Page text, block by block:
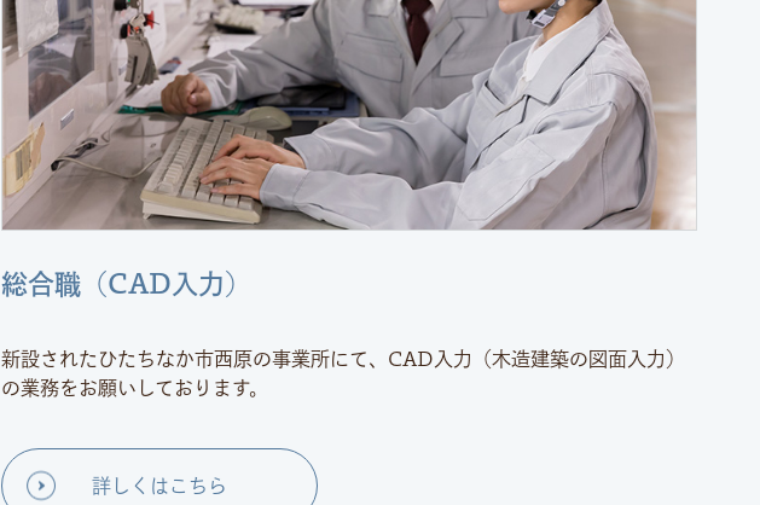
総合職（CAD入力）
新設されたひたちなか市西原の事業所にて、CAD入力（木造建築の図面入力）
の業務をお願いしております。
詳しくはこちら